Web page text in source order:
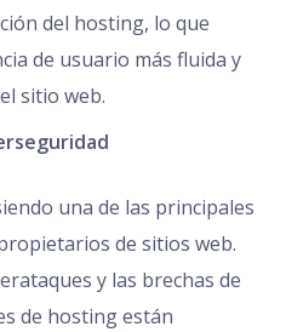
del hosting, lo que
de usuario más fluida y
sitio web.
una de las principales
de sitios web.
y las brechas de
de hosting están